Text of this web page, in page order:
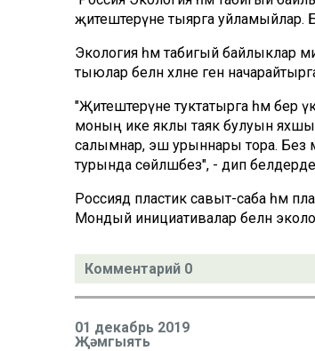
җитештерүне тыярга уйламыйлар. Бу
Экология һәм табигый байлыклар
тыюлар белән хәлне генә
"Җитештерүне туктатырга һәм бер
моның ике яклы таяк булуын
салымнар, эш урыннары тора. Без
турында сөйләшәбез", - дип
Россиядә пластик савыт-саба һәм
Мондый инициативалар белән
Комментарий 0
01 декабрь 2019
Җәмгыять